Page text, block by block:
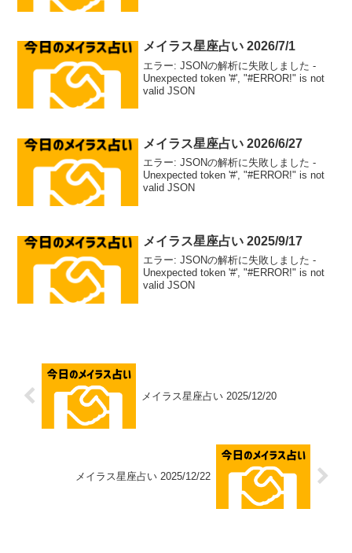
メイラス星座占い 2026/7/1
エラー: JSONの解析に失敗しました -
Unexpected token '#', "#ERROR!" is not
valid JSON
メイラス星座占い 2026/6/27
エラー: JSONの解析に失敗しました -
Unexpected token '#', "#ERROR!" is not
valid JSON
メイラス星座占い 2025/9/17
エラー: JSONの解析に失敗しました -
Unexpected token '#', "#ERROR!" is not
valid JSON
メイラス星座占い 2025/12/20
メイラス星座占い 2025/12/22